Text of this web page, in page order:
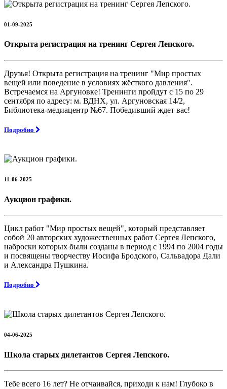
01-09-2025
Открыта регистрация на тренинг Сергея Лепского.
Друзья! Открыта регистрация на тренинг "Мир простых
вещей или поведение в условиях жёсткого давления".
Встречаемся на Аргуновке! Тренинги пройдут с 15 по 29
сентября по адресу: м. ВДНХ, ул. Аргуновская 14/2,
Библиотека-медиацентр №67. Победивший ждет вас!
Подробно
11-06-2025
Аукцион графики.
Цикл работ "Мир простых вещей", который представляет
собой 20 авторских художественных работ Сергея Лепского,
наброски которых были созданы в период с 1994 по 2004 годы
и посвящены творчеству Иосифа Бродского, Сальвадора Дали
и Александра Пушкина.
Подробно
04-06-2025
Школа старых дилетантов Сергея Лепского.
Тебе всего 16 лет? Не отчаивайся, приходи к нам! Глубоко в